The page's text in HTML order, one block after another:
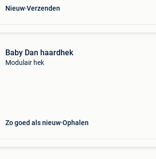
Nieuw Verzenden
Baby Dan haardhek
Modulair hek
Zo goed als nieuw Ophalen